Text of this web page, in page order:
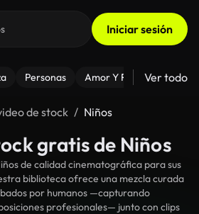
Iniciar sesión
Personas Amor Y Relaciones
Ver todo
de stock Niños
gratis de Niños
de calidad cinematográfica para sus
biblioteca ofrece una mezcla curada
por humanos —capturando
profesionales— junto con clips